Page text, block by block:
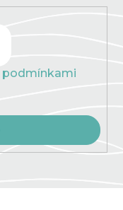
podmínkami